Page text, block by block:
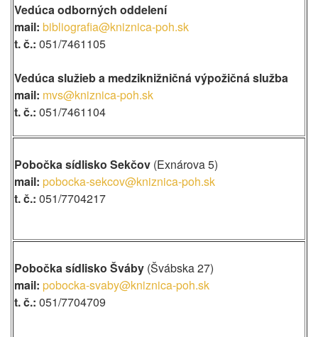
Vedúca odborných oddelení
mail: bibliografia@kniznica-poh.sk
t. č.: 051/7461105
Vedúca služieb a medziknižničná výpožičná služba
mail: mvs@kniznica-poh.sk
t. č.: 051/7461104
Pobočka sídlisko Sekčov (Exnárova 5)
mail: pobocka-sekcov@kniznica-poh.sk
t. č.: 051/7704217
Pobočka sídlisko Šváby (Švábska 27)
mail: pobocka-svaby@kniznica-poh.sk
t. č.: 051/7704709